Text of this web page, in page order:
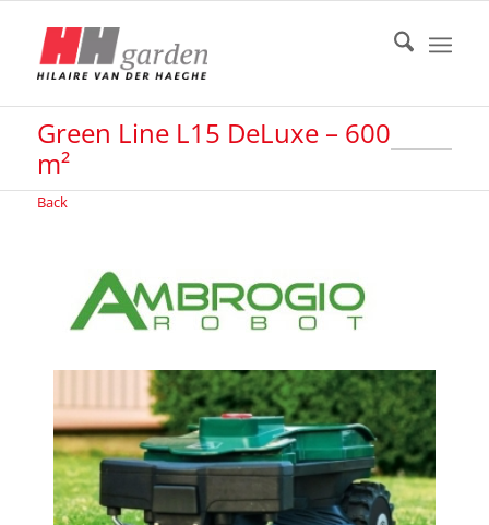
Green Line L15 DeLuxe – 600
m²
Back